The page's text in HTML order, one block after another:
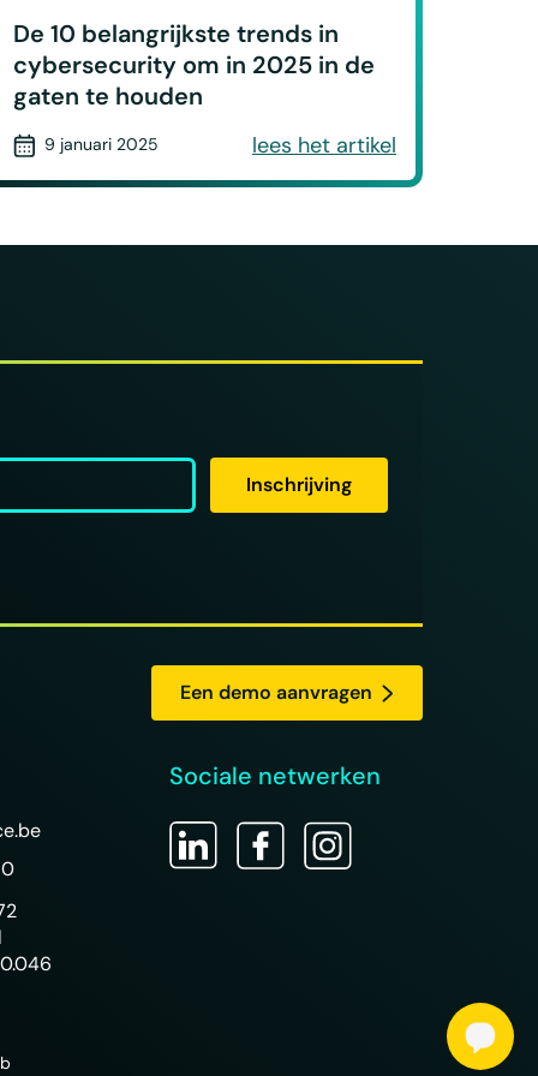
De 10 belangrijkste trends in
cybersecurity om in 2025 in de
gaten te houden
9 januari 2025 lees het artikel
Een demo aanvragen
Sociale netwerken